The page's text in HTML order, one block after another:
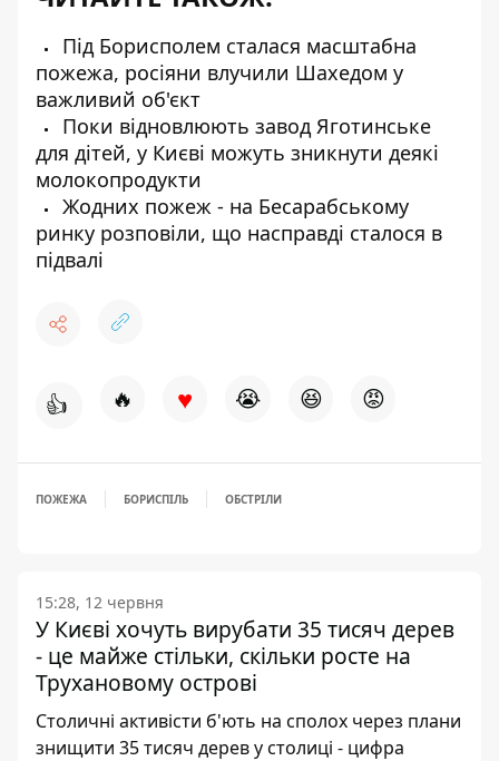
Під Борисполем сталася масштабна
пожежа, росіяни влучили Шахедом у
важливий об'єкт
Поки відновлюють завод Яготинське
для дітей, у Києві можуть зникнути деякі
молокопродукти
Жодних пожеж - на Бесарабському
ринку розповіли, що насправді сталося в
підвалі
👍 🔥 ♥ 😭 😆 😡
ПОЖЕЖА БОРИСПІЛЬ ОБСТРІЛИ
15:28, 12 червня
У Києві хочуть вирубати 35 тисяч дерев
- це майже стільки, скільки росте на
Трухановому острові
Столичні активісти б'ють на сполох через плани
знищити 35 тисяч дерев у столиці - цифра